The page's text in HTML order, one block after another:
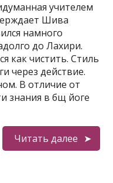
учителем
Шива
намного
до Лахири.
как чистить. Стиль
через действие.
В отличие от
знания в бщ йоге
Читать далее